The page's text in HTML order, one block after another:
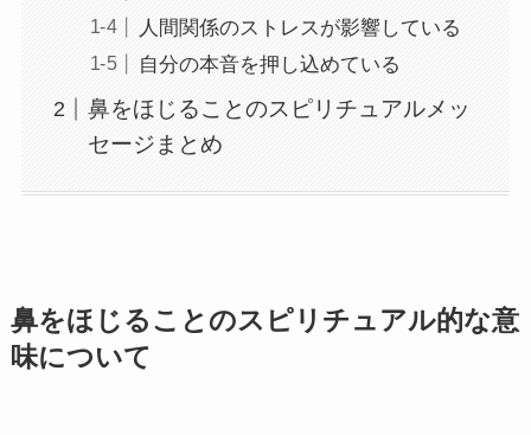
人間関係のストレスが影響している
自分の本音を押し込めている
鼻をほじることのスピリチュアルメッ
セージまとめ
鼻をほじることのスピリチュアル的な意
味について